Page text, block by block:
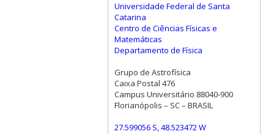
Universidade Federal de Santa
Catarina
Centro de Ciências Físicas e
Matemáticas
Departamento de Física
Grupo de Astrofísica
Caixa Postal 476
Campus Universitário 88040-900
Florianópolis – SC – BRASIL
27.599056 S, 48.523472 W